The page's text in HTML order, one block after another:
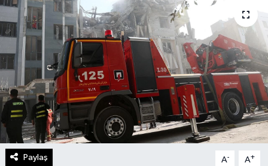
Paylaş A- A+
Kültür - Sanat
Lider Haber TV Canlı Yayın izle